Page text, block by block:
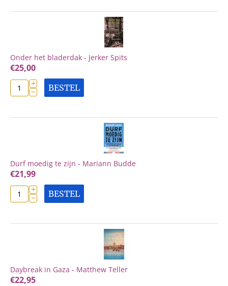
Onder het bladerdak - Jerker Spits
€25,00
+
− BESTEL
Durf moedig te zijn - Mariann Budde
€21,99
+
− BESTEL
Daybreak in Gaza - Matthew Teller
€22,95